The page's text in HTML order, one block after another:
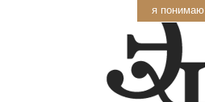
я понимаю